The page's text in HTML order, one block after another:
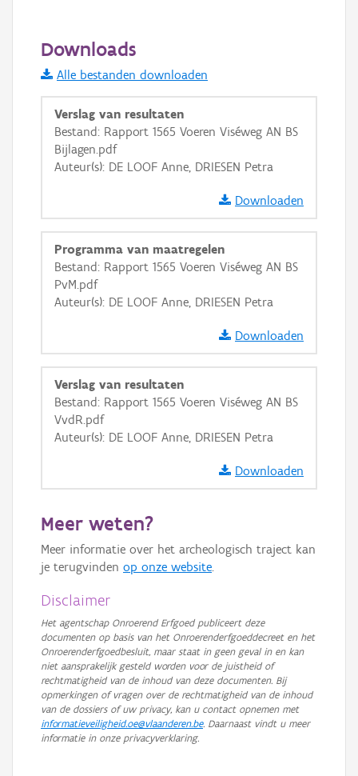
Informatie Vlaanderen
i
+
Basis Lagen
OSM-Basiskaart
GRB-Basiskaart
GRB-Basiskaart in grijswaarden
Downloads
Alle bestanden downloaden
Verslag van resultaten
Bestand: Rapport 1565 Voeren Viséweg AN BS
Bijlagen.pdf
Auteur(s): DE LOOF Anne, DRIESEN Petra
Downloaden
Programma van maatregelen
Bestand: Rapport 1565 Voeren Viséweg AN BS
PvM.pdf
Auteur(s): DE LOOF Anne, DRIESEN Petra
Downloaden
Verslag van resultaten
Bestand: Rapport 1565 Voeren Viséweg AN BS
VvdR.pdf
Auteur(s): DE LOOF Anne, DRIESEN Petra
Downloaden
Meer weten?
Meer informatie over het archeologisch traject kan
je terugvinden op onze website.
Disclaimer
Het agentschap Onroerend Erfgoed publiceert deze
documenten op basis van het Onroerenderfgoeddecreet en het
Onroerenderfgoedbesluit, maar staat in geen geval in en kan
niet aansprakelijk gesteld worden voor de juistheid of
rechtmatigheid van de inhoud van deze documenten. Bij
opmerkingen of vragen over de rechtmatigheid van de inhoud
van de dossiers of uw privacy, kan u contact opnemen met
informatieveiligheid.oe@vlaanderen.be. Daarnaast vindt u meer
informatie in onze privacyverklaring.